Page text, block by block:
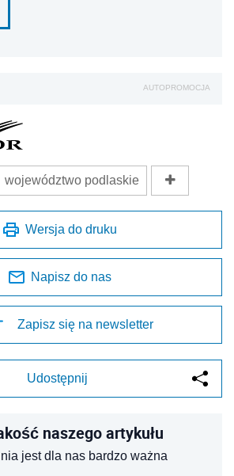
AUTOPROMOCJA
województwo podlaskie
Wersja do druku
Napisz do nas
Zapisz się na newsletter
Udostępnij
naszego artykułu
jest dla nas bardzo ważna